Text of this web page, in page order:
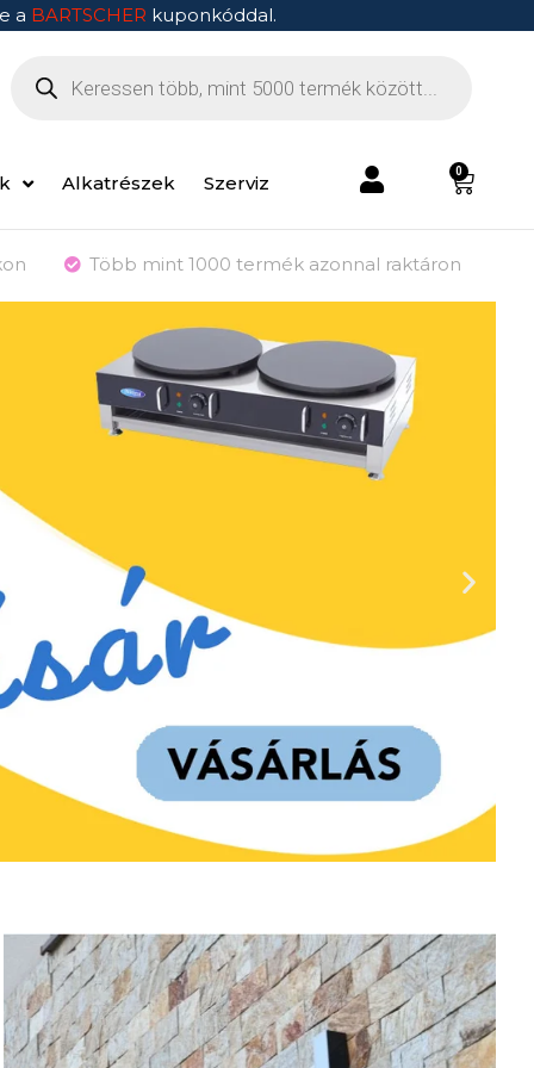
a BARTSCHER kuponkóddal.
Alkatrészek Szerviz
0
Több mint 1000 termék azonnal raktáron